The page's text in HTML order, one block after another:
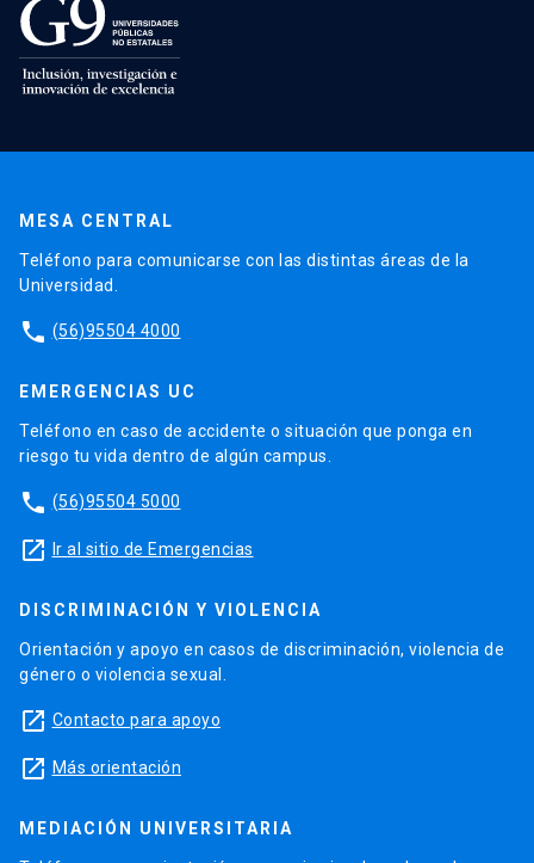
MESA CENTRAL
Teléfono para comunicarse con las distintas áreas de la
Universidad.
phone (56)95504 4000
EMERGENCIAS UC
Teléfono en caso de accidente o situación que ponga en
riesgo tu vida dentro de algún campus.
phone (56)95504 5000
launch Ir al sitio de Emergencias
DISCRIMINACIÓN Y VIOLENCIA
Orientación y apoyo en casos de discriminación, violencia de
género o violencia sexual.
launch Contacto para apoyo
launch Más orientación
MEDIACIÓN UNIVERSITARIA